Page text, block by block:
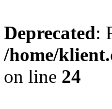
Deprecated:
/home/
on line 24